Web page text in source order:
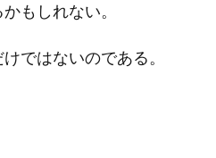
もしれない。
ではないのである。